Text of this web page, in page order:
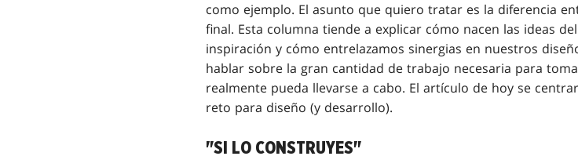
como ejemplo. El asunto que quiero tratar es la diferencia
final. Esta columna tiende a explicar cómo nacen las ideas
inspiración y cómo entrelazamos sinergias en nuestros
hablar sobre la gran cantidad de trabajo necesaria para
realmente pueda llevarse a cabo. El artículo de hoy se
reto para diseño (y desarrollo).
"SI LO CONSTRUYES"